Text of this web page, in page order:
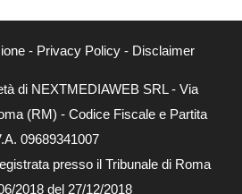
- Privacy Policy- Disclaimer
di NEXTMEDIAWEB SRL - Via
(RM) - Codice Fiscale e Partita
09689341007
presso il Tribunale di Roma
2018 del 27/12/2018